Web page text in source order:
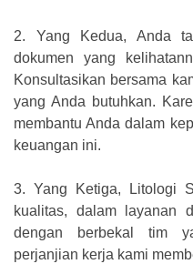
2.
Yang Kedua, Anda
dokumen yang
Konsultasikan bersama
yang Anda butuhkan.
membantu Anda dalam
keuangan ini.
3. Yang Ketiga, Litologi
kualitas, dalam layanan
dengan berbekal tim
perjanjian kerja kami